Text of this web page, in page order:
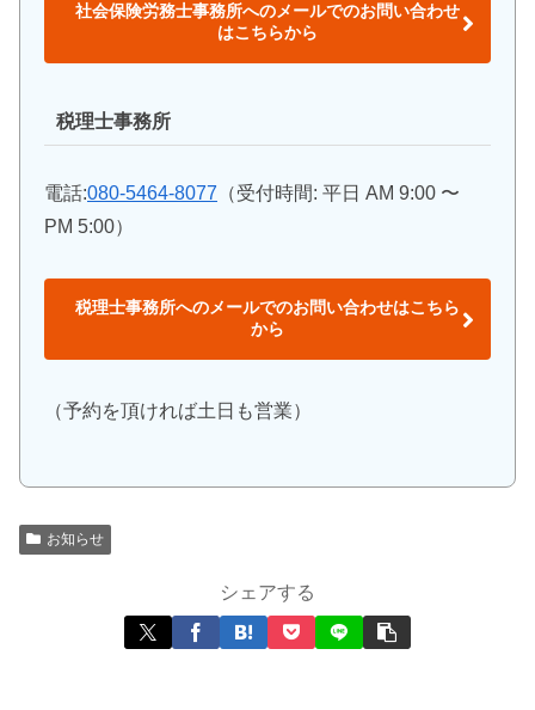
社会保険労務士事務所へのメールでのお問い合わせ
はこちらから
税理士事務所
電話:080-5464-8077 （受付時間: 平日 AM 9:00 〜
PM 5:00）
税理士事務所へのメールでのお問い合わせはこちら
から
（予約を頂ければ土日も営業）
お知らせ
シェアする